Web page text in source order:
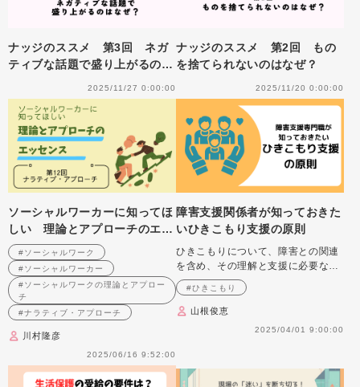
ナッジのススメ 第3回 ネガ
ティブな話題で盛り上がるのは
2025/11/27 0:00:00
ナッジのススメ 第2回 もの
を捨てられないのはなぜ？
2025/11/20 0:00:00
ソーシャルワーカーに知ってほ
しい 理論とアプローチのエッ
センス 第12回 ナラティブ・
アプローチ
#ソーシャルワーク
#ソーシャルワーカー
#ソーシャルワークの理論とアプロー
チ
#ナラティブ・アプローチ
川村隆彦
2025/06/16 9:52:00
障害支援関係者が知っておきた
いひきこもり支援の原則
ひきこもりについて、障害との関連
を含め、その理解と支援に必要な視
点を解説します。
#ひきこもり
山根俊恵
2025/04/01 9:00:00